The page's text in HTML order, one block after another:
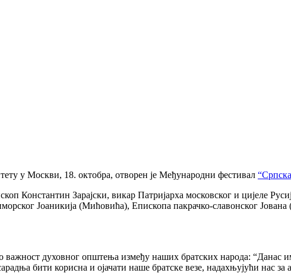
у Москви, 18. октобра, отворен је Међународни фестивал
Константин Зарајски, викар Патријарха московског и цијеле
Јоаникија (Мићовића), Епископа пакрачко-славонског
важност духовног општења између наших братских народа: “Данас
бити корисна и ојачати наше братске везе, надахњујући нас за